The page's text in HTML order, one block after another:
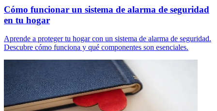
Cómo funcionar un sistema de alarma de seguridad
en tu hogar
Aprende a proteger tu hogar con un sistema de alarma de seguridad.
Descubre cómo funciona y qué componentes son esenciales.